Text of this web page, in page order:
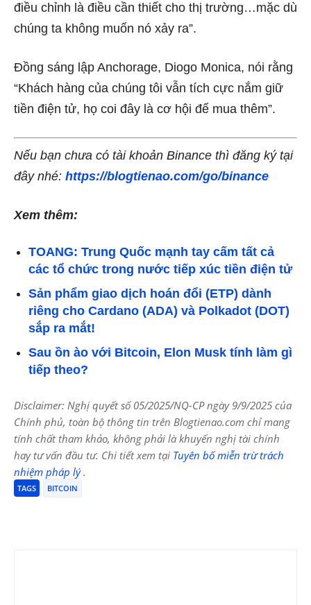
điều chỉnh là điều cần thiết cho thị trường…mặc dù
chúng ta không muốn nó xảy ra”.
Đồng sáng lập Anchorage, Diogo Monica, nói rằng
“Khách hàng của chúng tôi vẫn tích cực nắm giữ
tiền điện tử, họ coi đây là cơ hội để mua thêm”.
Nếu bạn chưa có tài khoản Binance thì đăng ký tại
đây nhé: https://blogtienao.com/go/binance
Xem thêm:
TOANG: Trung Quốc mạnh tay cấm tất cả
các tổ chức trong nước tiếp xúc tiền điện tử
Sản phẩm giao dịch hoán đổi (ETP) dành
riêng cho Cardano (ADA) và Polkadot (DOT)
sắp ra mắt!
Sau ồn ào với Bitcoin, Elon Musk tính làm gì
tiếp theo?
Disclaimer: Nghị quyết số 05/2025/NQ-CP ngày 9/9/2025 của
Chính phủ, toàn bộ thông tin trên Blogtienao.com chỉ mang
tính chất tham khảo, không phải là khuyến nghị tài chính
hay tư vấn đầu tư. Chi tiết xem tại Tuyên bố miễn trừ trách
nhiệm pháp lý.
TAGS BITCOIN